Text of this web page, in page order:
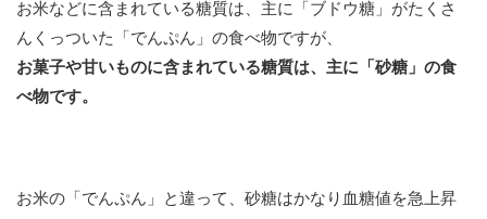
お米などに含まれている糖質は、主に「ブドウ糖」がたくさ
んくっついた「でんぷん」の食べ物ですが、
お菓子や甘いものに含まれている糖質は、主に「砂糖」の食
べ物です。
お米の「でんぷん」と違って、砂糖はかなり血糖値を急上昇